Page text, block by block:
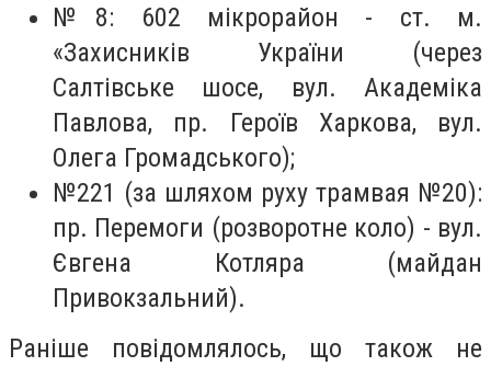
№8: 602 мікрорайон - ст. м.
«Захисників України (через
Салтівське шосе, вул. Академіка
Павлова, пр. Героїв Харкова, вул.
Олега Громадського);
№221 (за шляхом руху трамвая №20):
пр. Перемоги (розворотне коло) - вул.
Євгена Котляра (майдан
Привокзальний).
Раніше повідомлялось, що також не